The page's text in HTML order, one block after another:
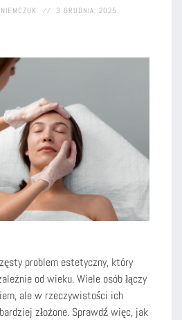
3 GRUDNIA, 2025
problem estetyczny, który
od wieku. Wiele osób łączy
ale w rzeczywistości ich
złożone. Sprawdź więc, jak